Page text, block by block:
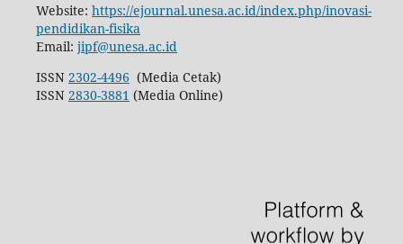
Website: https://ejournal.unesa.ac.id/index.php/inovasi-
pendidikan-fisika
Email: jipf@unesa.ac.id
ISSN 2302-4496 (Media Cetak)
ISSN 2830-3881 (Media Online)